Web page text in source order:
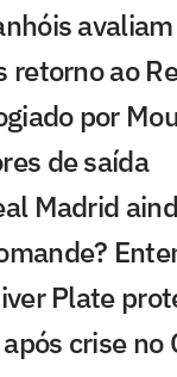
retorno ao
por
de saída
Madrid
Plate
crise no